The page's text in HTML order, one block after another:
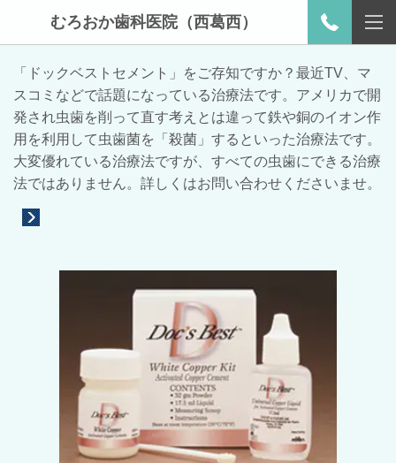
むろおか歯科医院（西葛西）
「ドックベストセメント」をご存知ですか？最近TV、マ
スコミなどで話題になっている治療法です。アメリカで開
発され虫歯を削って直す考えとは違って鉄や銅のイオン作
用を利用して虫歯菌を「殺菌」するといった治療法です。
大変優れている治療法ですが、すべての虫歯にできる治療
法ではありません。詳しくはお問い合わせくださいませ。